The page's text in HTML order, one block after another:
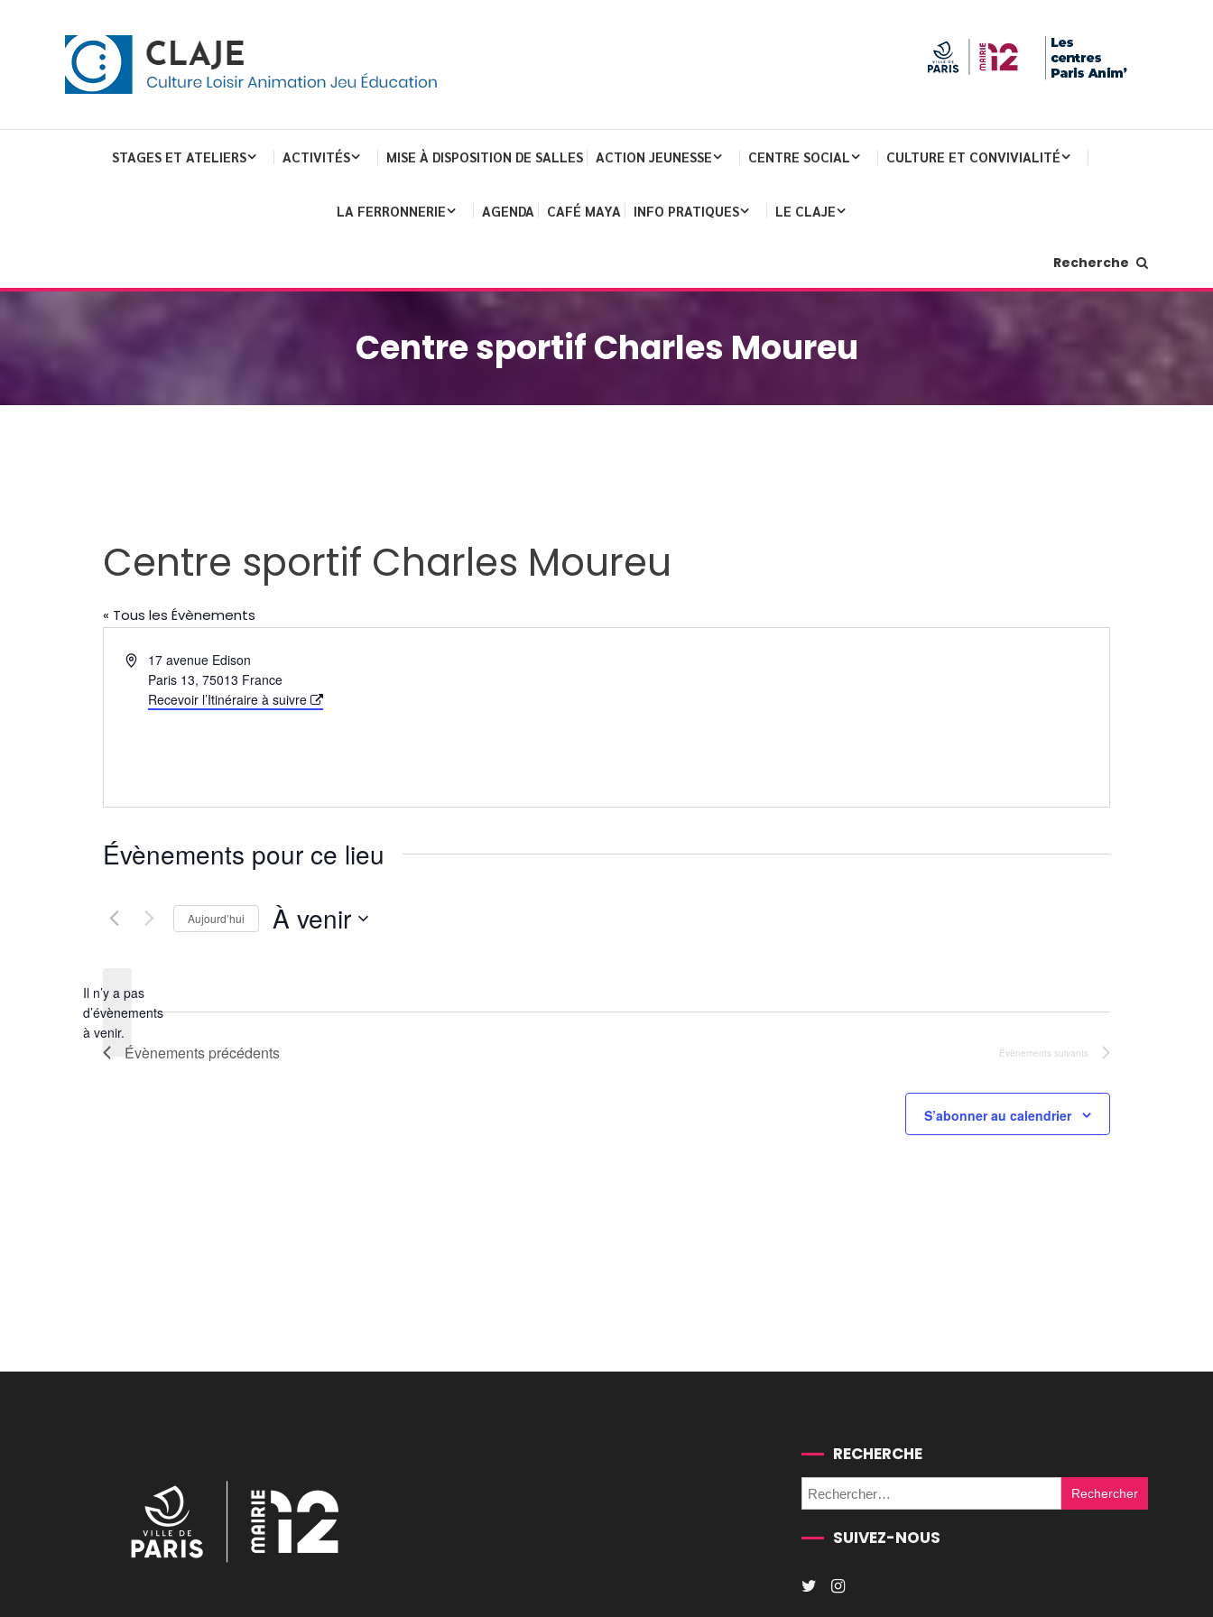
Claje
STAGES ET ATELIERS ACTIVITÉS MISE À DISPOSITION DE SALLES ACTION JEUNESSE CENTRE SOCIAL CULTURE ET CONVIVIALITÉ
LA FERRONNERIE AGENDA CAFÉ MAYA INFO PRATIQUES LE CLAJE
Recherche
Centre sportif Charles Moureu
Centre sportif Charles Moureu
« Tous les Évènements
Adresse17 avenue Edison
Paris 13, 75013 France
Recevoir l’Itinéraire à suivre
Évènements pour ce lieu
Notice
Il n’y a pas
d’évènements
à venir.
Aujourd’hui À venir
Évènements précédents Évènements suivants
S’abonner au calendrier
RECHERCHE
Rechercher :
SUIVEZ-NOUS